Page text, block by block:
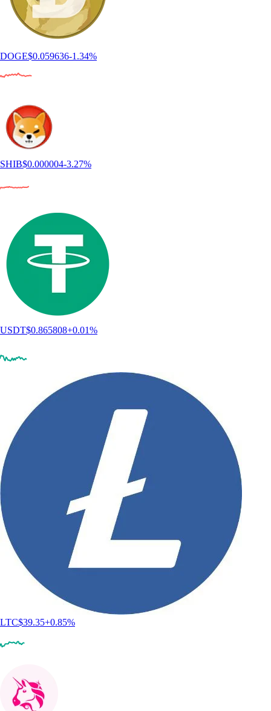
DOGE$0.059636-1.34%
SHIB$0.000004-3.27%
USDT$0.865808+0.01%
LTC$39.35+0.85%